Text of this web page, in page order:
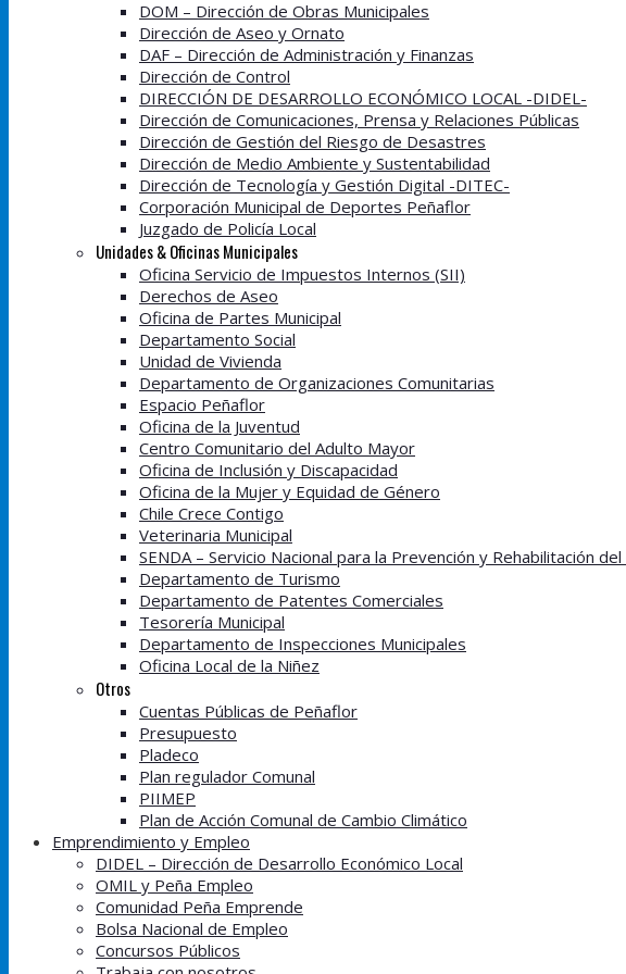
DOM – Dirección de Obras Municipales
Dirección de Aseo y Ornato
DAF – Dirección de Administración y Finanzas
Dirección de Control
DIRECCIÓN DE DESARROLLO ECONÓMICO LOCAL -DIDEL-
Dirección de Comunicaciones, Prensa y Relaciones Públicas
Dirección de Gestión del Riesgo de Desastres
Dirección de Medio Ambiente y Sustentabilidad
Dirección de Tecnología y Gestión Digital -DITEC-
Corporación Municipal de Deportes Peñaflor
Juzgado de Policía Local
Unidades & Oficinas Municipales
Oficina Servicio de Impuestos Internos (SII)
Derechos de Aseo
Oficina de Partes Municipal
Departamento Social
Unidad de Vivienda
Departamento de Organizaciones Comunitarias
Espacio Peñaflor
Oficina de la Juventud
Centro Comunitario del Adulto Mayor
Oficina de Inclusión y Discapacidad
Oficina de la Mujer y Equidad de Género
Chile Crece Contigo
Veterinaria Municipal
SENDA – Servicio Nacional para la Prevención y Rehabilitación
Departamento de Turismo
Departamento de Patentes Comerciales
Tesorería Municipal
Departamento de Inspecciones Municipales
Oficina Local de la Niñez
Otros
Cuentas Públicas de Peñaflor
Presupuesto
Pladeco
Plan regulador Comunal
PIIMEP
Plan de Acción Comunal de Cambio Climático
Emprendimiento y Empleo
DIDEL – Dirección de Desarrollo Económico Local
OMIL y Peña Empleo
Comunidad Peña Emprende
Bolsa Nacional de Empleo
Concursos Públicos